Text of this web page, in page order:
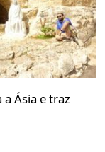
Ásia e traz